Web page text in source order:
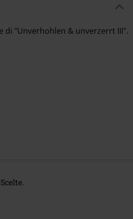
di "Unverhohlen & unverzerrt III".